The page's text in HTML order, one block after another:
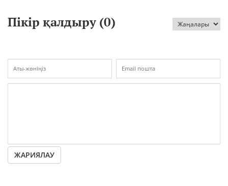
Пікір қалдыру (0)
ЖАРИЯЛАУ